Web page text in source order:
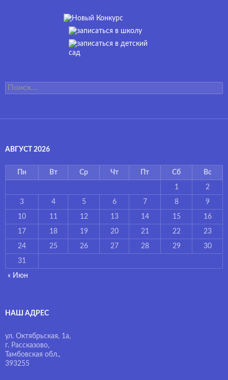
Найти:
АВГУСТ 2026
Пн Вт Ср Чт Пт Сб Вс
1 2
3 4 5 6 7 8 9
10 11 12 13 14 15 16
17 18 19 20 21 22 23
24 25 26 27 28 29 30
31
« Июн
НАШ АДРЕС
ул. Октябрьская, 1а,
г. Рассказово,
Тамбовская обл.,
393255